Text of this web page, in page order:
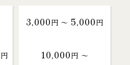
3,000円 〜 5,000円
円 10,000円 〜